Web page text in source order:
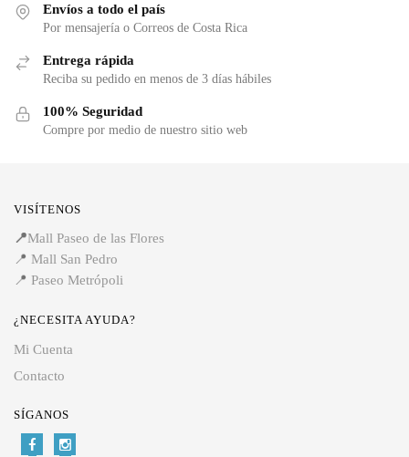
Envíos a todo el país
Por mensajería o Correos de Costa Rica
Entrega rápida
Reciba su pedido en menos de 3 días hábiles
100% Seguridad
Compre por medio de nuestro sitio web
VISÍTENOS
📍Mall Paseo de las Flores
📍 Mall San Pedro
📍 Paseo Metrópoli
¿NECESITA AYUDA?
Mi Cuenta
Contacto
SÍGANOS